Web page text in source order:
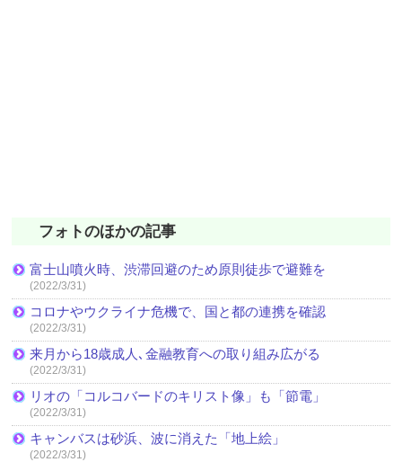
フォトのほかの記事
富士山噴火時、渋滞回避のため原則徒歩で避難を
(2022/3/31)
コロナやウクライナ危機で、国と都の連携を確認
(2022/3/31)
来月から18歳成人､金融教育への取り組み広がる
(2022/3/31)
リオの「コルコバードのキリスト像」も「節電」
(2022/3/31)
キャンバスは砂浜、波に消えた「地上絵」
(2022/3/31)